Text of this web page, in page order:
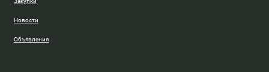
Новости
Объявления